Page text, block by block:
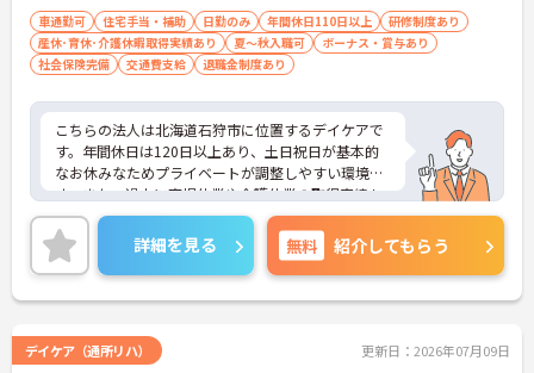
車通勤可 住宅手当・補助 日勤のみ 年間休日110日以上
研修制度あり
産休･育休･介護休暇取得実績あり
夏～秋入職可
ボーナス・賞与あり
社会保険完備
交通費支給 退職金制度あり
こちらの法人は北海道石狩市に位置するデイケアで
す。年間休日は120日以上あり、土日祝日が基本的
なお休みなためプライベートが調整しやすい環境で
す。また、過去に育児休業や介護休業の取得実績も
あるため長く勤めていきたいという方にもおすすめ
です。ご興味のある方には面接のポイントをお伝え
しますので、お気軽にお問い合わせください。
詳細を見る 無料 紹介してもらう
デイケア（通所リハ） 更新日：2026年07月09日